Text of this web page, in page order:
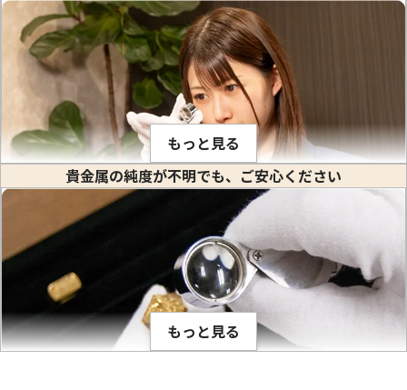
24金 (K24) カレンダー 新星工業 辰丑
参考買取価格
32,700円
24金 (K24) カレン
1g
参考買取価格
29,700円
金や白金などの貴金属はそれぞれ固有の比重値を持っていま
す。比重とは、私達が生活している場所で(常温、常圧で)その
物質の1立方センチメートル当りの重量のことをいいます。(※
物質を1センチ角のサイの目状に切った時のその重さ) 1立方セ
ンチメートルあたり何グラムかは、金属ごとに異なり、K18や
PT900のように何種類かの貴金属を混ぜ合わせて作った合金
でも、その混合比率が解っているので比重が計算出来ます。こ
もっと見る
貴金属の純度が不明でも、ご安心ください
もっと見る